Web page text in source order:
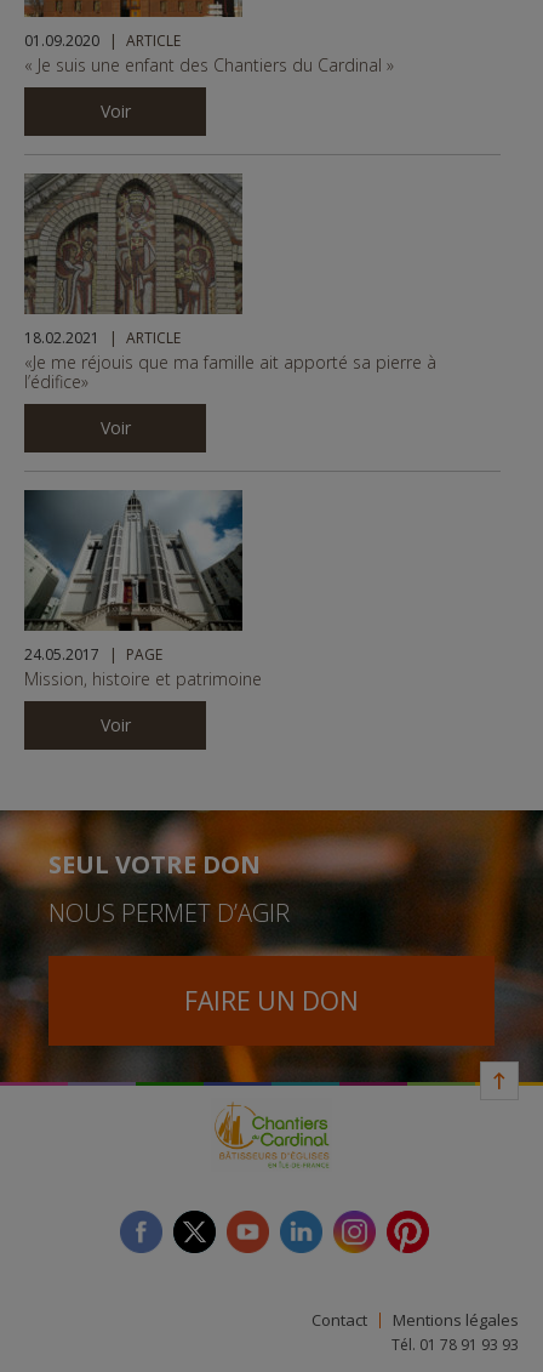
01.09.2020 ARTICLE
« Je suis une enfant des Chantiers du Cardinal »
Voir
18.02.2021 ARTICLE
«Je me réjouis que ma famille ait apporté sa pierre à
l’édifice»
Voir
24.05.2017 PAGE
Mission, histoire et patrimoine
Voir
SEUL VOTRE DON
NOUS PERMET D’AGIR
FAIRE UN DON
facebooktwitter youtube linkedin instagram
Contact Mentions légales
Tél. 01 78 91 93 93